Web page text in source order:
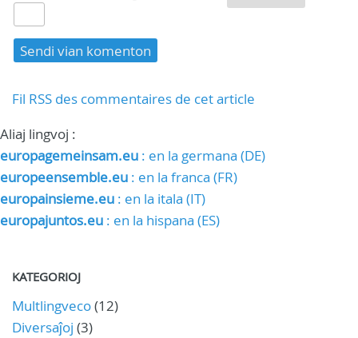
Fil RSS des commentaires de cet article
Aliaj lingvoj :
europagemeinsam.eu : en la germana (DE)
europeensemble.eu : en la franca (FR)
europainsieme.eu : en la itala (IT)
europajuntos.eu : en la hispana (ES)
KATEGORIOJ
Multlingveco(12)
Diversaĵoj (3)